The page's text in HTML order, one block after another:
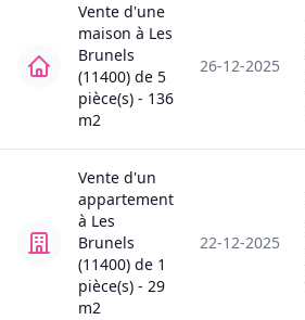
Vente d'une
maison à Les
Brunels
(11400) de 5
pièce(s) - 136
m2
26-12-2025
Vente d'un
appartement
à Les
Brunels
(11400) de 1
pièce(s) - 29
m2
22-12-2025